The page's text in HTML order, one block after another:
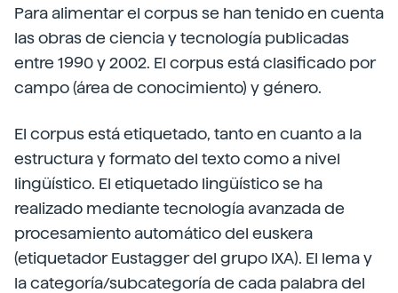
Para alimentar el corpus se han tenido en cuenta
las obras de ciencia y tecnología publicadas
entre 1990 y 2002. El corpus está clasificado por
campo (área de conocimiento) y género.
El corpus está etiquetado, tanto en cuanto a la
estructura y formato del texto como a nivel
lingüístico. El etiquetado lingüístico se ha
realizado mediante tecnología avanzada de
procesamiento automático del euskera
(etiquetador Eustagger del grupo IXA). El lema y
la categoría/subcategoría de cada palabra del